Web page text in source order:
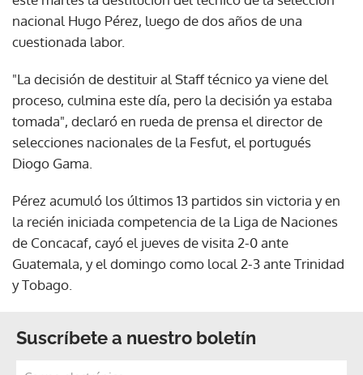
nacional Hugo Pérez, luego de dos años de una
cuestionada labor.
"La decisión de destituir al Staff técnico ya viene del
proceso, culmina este día, pero la decisión ya estaba
tomada", declaró en rueda de prensa el director de
selecciones nacionales de la Fesfut, el portugués
Diogo Gama.
Pérez acumuló los últimos 13 partidos sin victoria y en
la recién iniciada competencia de la Liga de Naciones
de Concacaf, cayó el jueves de visita 2-0 ante
Guatemala, y el domingo como local 2-3 ante Trinidad
y Tobago.
Suscríbete a nuestro boletín